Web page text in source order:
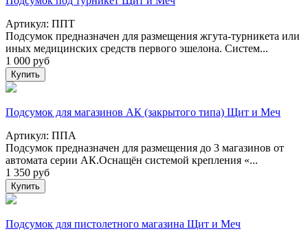
Артикул: ППТ
Подсумок предназначен для размещения жгута-турникета или
иных медицинских средств первого эшелона. Систем...
1 000 руб
Купить
Подсумок для магазинов АК (закрытого типа) Щит и Меч
Артикул: ППА
Подсумок предназначен для размещения до 3 магазинов от
автомата серии АК.Оснащён системой крепления «...
1 350 руб
Купить
Подсумок для пистолетного магазина Щит и Меч